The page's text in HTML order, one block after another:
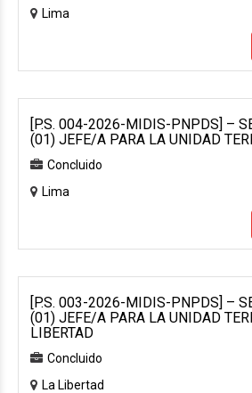
Lima
[P.S. 004-2026-MIDIS-PNPDS] –
(01) JEFE/A PARA LA UNIDAD
Concluido
Lima
[P.S. 003-2026-MIDIS-PNPDS] –
(01) JEFE/A PARA LA UNIDAD
LIBERTAD
Concluido
La Libertad